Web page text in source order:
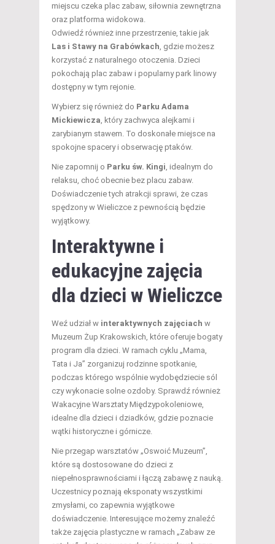
miejscu czeka plac zabaw, siłownia zewnętrzna
oraz platforma widokowa.
Odwiedź również inne przestrzenie, takie jak
Las i Stawy na Grabówkach , gdzie możesz
korzystać z naturalnego otoczenia. Dzieci
pokochają plac zabaw i popularny park linowy
dostępny w tym rejonie.
Wybierz się również do Parku Adama
Mickiewicza , który zachwyca alejkami i
zarybianym stawem. To doskonałe miejsce na
spokojne spacery i obserwację ptaków.
Nie zapomnij o Parku św. Kingi , idealnym do
relaksu, choć obecnie bez placu zabaw.
Doświadczenie tych atrakcji sprawi, że czas
spędzony w Wieliczce z pewnością będzie
wyjątkowy.
Interaktywne i
edukacyjne zajęcia
dla dzieci w Wieliczce
Weź udział w interaktywnych zajęciach w
Muzeum Żup Krakowskich, które oferuje bogaty
program dla dzieci. W ramach cyklu „Mama,
Tata i Ja” zorganizuj rodzinne spotkanie,
podczas którego wspólnie wydobędziecie sól
czy wykonacie solne ozdoby. Sprawdź również
Wakacyjne Warsztaty Międzypokoleniowe,
idealne dla dzieci i dziadków, gdzie poznacie
wątki historyczne i górnicze.
Nie przegap warsztatów „Oswoić Muzeum”,
które są dostosowane do dzieci z
niepełnosprawnościami i łączą zabawę z nauką.
Uczestnicy poznają eksponaty wszystkimi
zmysłami, co zapewnia wyjątkowe
doświadczenie. Interesujące możemy znaleźć
także zajęcia plastyczne w ramach „Zabaw ze